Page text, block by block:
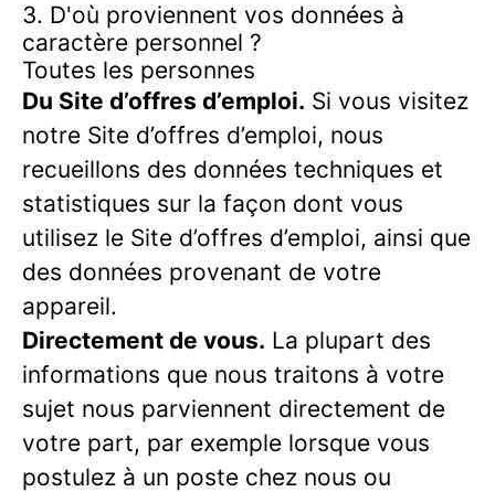
3. D'où proviennent vos données à
caractère personnel ?
Toutes les personnes
Du Site d’offres d’emploi. Si vous visitez
notre Site d’offres d’emploi, nous
recueillons des données techniques et
statistiques sur la façon dont vous
utilisez le Site d’offres d’emploi, ainsi que
des données provenant de votre
appareil.
Directement de vous. La plupart des
informations que nous traitons à votre
sujet nous parviennent directement de
votre part, par exemple lorsque vous
postulez à un poste chez nous ou